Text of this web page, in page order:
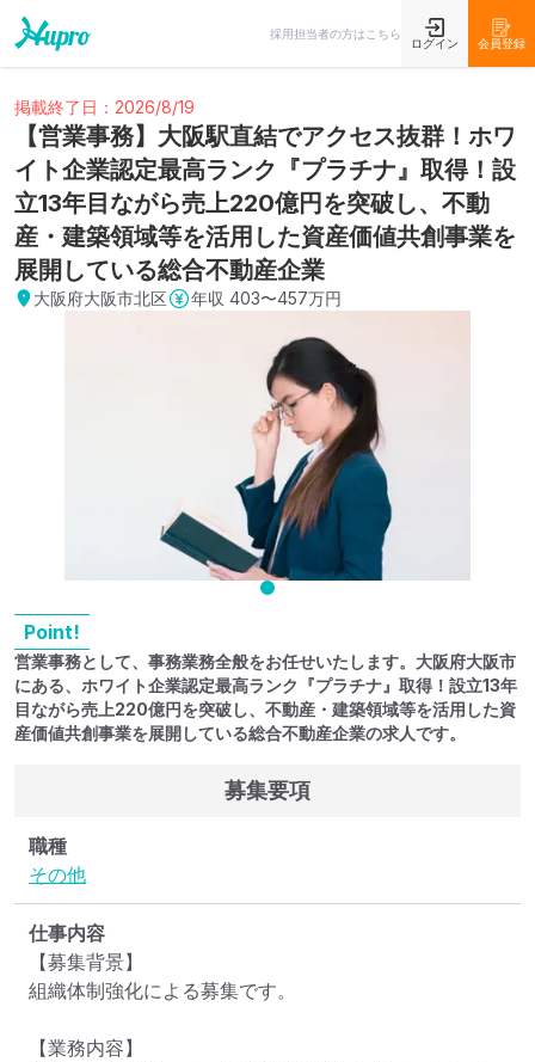
採用担当者の方はこちら
ログイン 会員登録
掲載終了日：2026/8/19
【営業事務】大阪駅直結でアクセス抜群！ホワ
イト企業認定最高ランク『プラチナ』取得！設
立13年目ながら売上220億円を突破し、不動
産・建築領域等を活用した資産価値共創事業を
展開している総合不動産企業
大阪府大阪市北区 年収 403〜457万円
Point!
営業事務として、事務業務全般をお任せいたします。大阪府大阪市
にある、ホワイト企業認定最高ランク『プラチナ』取得！設立13年
目ながら売上220億円を突破し、不動産・建築領域等を活用した資
産価値共創事業を展開している総合不動産企業の求人です。
募集要項
職種
その他
仕事内容
【募集背景】
組織体制強化による募集です。
【業務内容】